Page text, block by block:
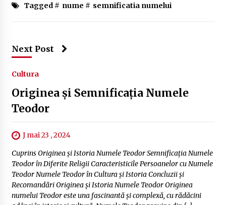
Tagged # nume # semnificatia numelui
Next Post
Cultura
Originea și Semnificația Numele
Teodor
J mai 23 , 2024
Cuprins Originea și Istoria Numele Teodor Semnificația Numele
Teodor în Diferite Religii Caracteristicile Persoanelor cu Numele
Teodor Numele Teodor în Cultura și Istoria Concluzii și
Recomandări Originea și Istoria Numele Teodor Originea
numelui Teodor este una fascinantă și complexă, cu rădăcini